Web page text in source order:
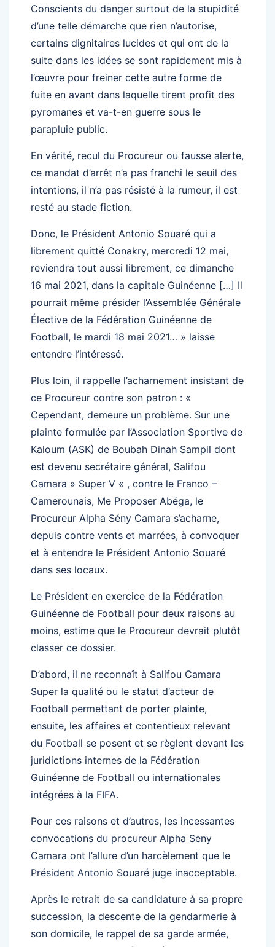
Conscients du danger surtout de la stupidité
d’une telle démarche que rien n’autorise,
certains dignitaires lucides et qui ont de la
suite dans les idées se sont rapidement mis à
l’œuvre pour freiner cette autre forme de
fuite en avant dans laquelle tirent profit des
pyromanes et va-t-en guerre sous le
parapluie public.
En vérité, recul du Procureur ou fausse alerte,
ce mandat d’arrêt n’a pas franchi le seuil des
intentions, il n’a pas résisté à la rumeur, il est
resté au stade fiction.
Donc, le Président Antonio Souaré qui a
librement quitté Conakry, mercredi 12 mai,
reviendra tout aussi librement, ce dimanche
16 mai 2021, dans la capitale Guinéenne […] Il
pourrait même présider l’Assemblée Générale
Élective de la Fédération Guinéenne de
Football, le mardi 18 mai 2021… » laisse
entendre l’intéressé.
Plus loin, il rappelle l’acharnement insistant de
ce Procureur contre son patron : «
Cependant, demeure un problème. Sur une
plainte formulée par l’Association Sportive de
Kaloum (ASK) de Boubah Dinah Sampil dont
est devenu secrétaire général, Salifou
Camara » Super V « , contre le Franco –
Camerounais, Me Proposer Abéga, le
Procureur Alpha Sény Camara s’acharne,
depuis contre vents et marrées, à convoquer
et à entendre le Président Antonio Souaré
dans ses locaux.
Le Président en exercice de la Fédération
Guinéenne de Football pour deux raisons au
moins, estime que le Procureur devrait plutôt
classer ce dossier.
D’abord, il ne reconnaît à Salifou Camara
Super la qualité ou le statut d’acteur de
Football permettant de porter plainte,
ensuite, les affaires et contentieux relevant
du Football se posent et se règlent devant les
juridictions internes de la Fédération
Guinéenne de Football ou internationales
intégrées à la FIFA.
Pour ces raisons et d’autres, les incessantes
convocations du procureur Alpha Seny
Camara ont l’allure d’un harcèlement que le
Président Antonio Souaré juge inacceptable.
Après le retrait de sa candidature à sa propre
succession, la descente de la gendarmerie à
son domicile, le rappel de sa garde armée,